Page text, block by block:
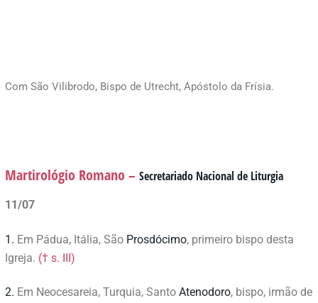
Com São Vilibrodo, Bispo de Utrecht, Apóstolo da Frísia.
Martirológio Romano – Secretariado Nacional de Liturgia
11/07
1. Em Pádua, Itália, São Prosdócimo, primeiro bispo desta
Igreja. († s. III)
2. Em Neocesareia, Turquia, Santo Atenodoro, bispo, irmão de